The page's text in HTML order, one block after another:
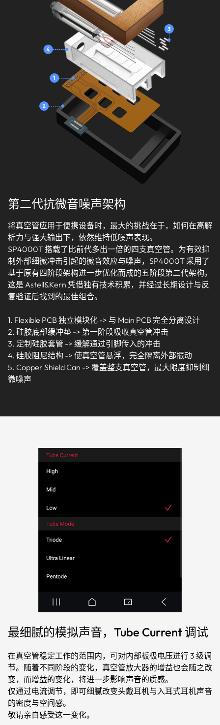
第二代抗微音噪声架构
将真空管应用于便携设备时，最大的挑战在于，如何在高解
析力与强大输出下，依然维持低噪声表现。
SP4000T 搭载了比前代多出一倍的四支真空管。为有效抑
制外部细微冲击引起的微音效应与噪声，SP4000T 采用了
基于原有四阶段架构进一步优化而成的五阶段第二代架构。
这是 Astell&Kern 凭借独有技术积累，并经过长期设计与反
复验证后找到的最佳组合。
1. Flexible PCB 独立模块化 -> 与 Main PCB 完全分离设计
2. 硅胶底部缓冲垫 -> 第一阶段吸收真空管冲击
3. 定制硅胶套管 -> 缓解通过引脚传入的冲击
4. 硅胶阻尼结构 -> 使真空管悬浮，完全隔离外部振动
5. Copper Shield Can -> 覆盖整支真空管，最大限度抑制细
微噪声
最细腻的模拟声音，Tube Current 调试
在真空管稳定工作的范围内，可对内部板极电压进行 3 级调
节。随着不同阶段的变化，真空管放大器的增益也会随之改
变，而增益的变化，将进一步影响声音的质感。
仅通过电流调节，即可细腻改变头戴耳机与入耳式耳机声音
的密度与空间感。
敬请亲自感受这一变化。